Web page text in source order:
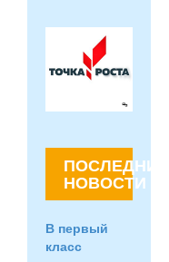
ПОСЛЕДНИЕ
НОВОСТИ
В первый
класс